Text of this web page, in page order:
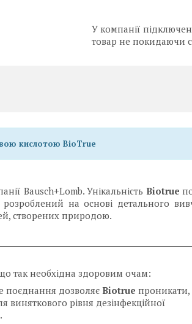
У компанії
товар не покидаючи
кислотою BioTrue
Bausch+Lomb. Унікальність Biotrue
на основі детального
створених природою.
так необхідна здоровим очам:
поєднання дозволяє Biotrue проникати,
виняткового рівня дезінфекційної